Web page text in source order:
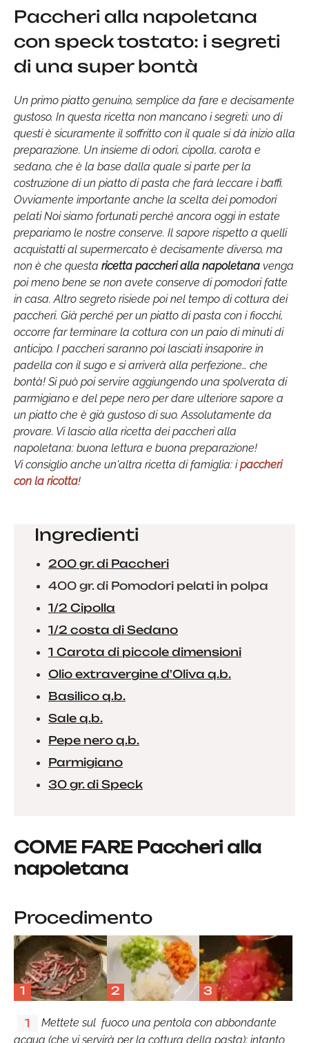
Paccheri alla napoletana
con speck tostato: i segreti
di una super bontà
Un primo piatto genuino, semplice da fare e decisamente
gustoso. In questa ricetta non mancano i segreti: uno di
questi è sicuramente il soffritto con il quale si dà inizio alla
preparazione. Un insieme di odori, cipolla, carota e
sedano, che è la base dalla quale si parte per la
costruzione di un piatto di pasta che farà leccare i baffi.
Ovviamente importante anche la scelta dei pomodori
pelati Noi siamo fortunati perché ancora oggi in estate
prepariamo le nostre conserve. Il sapore rispetto a quelli
acquistatti al supermercato è decisamente diverso, ma
non è che questa ricetta paccheri alla napoletana venga
poi meno bene se non avete conserve di pomodori fatte
in casa. Altro segreto risiede poi nel tempo di cottura dei
paccheri. Già perché per un piatto di pasta con i fiocchi,
occorre far terminare la cottura con un paio di minuti di
anticipo. I paccheri saranno poi lasciati insaporire in
padella con il sugo e si arriverà alla perfezione… che
bontà! Si può poi servire aggiungendo una spolverata di
parmigiano e del pepe nero per dare ulteriore sapore a
un piatto che è già gustoso di suo. Assolutamente da
provare. Vi lascio alla ricetta dei paccheri alla
napoletana: buona lettura e buona preparazione!
Vi consiglio anche un'altra ricetta di famiglia: ipaccheri
con la ricotta!
Ingredienti
200 gr. di Paccheri
400 gr. di Pomodori pelati in polpa
1/2 Cipolla
1/2 costa di Sedano
1 Carota di piccole dimensioni
Olio extravergine d'Oliva q.b.
Basilico q.b.
Sale q.b.
Pepe nero q.b.
Parmigiano
30 gr. di Speck
COME FARE Paccheri alla
napoletana
Procedimento
1 2 3
1
Mettete sul fuoco una pentola con abbondante
acqua (che vi servirà per la cottura della pasta); intanto